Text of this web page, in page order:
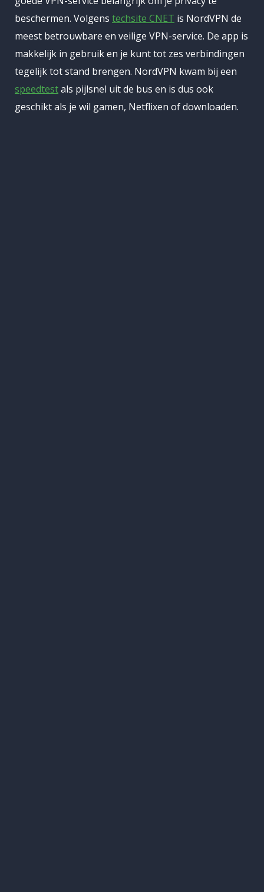
volgens eigen zeggen "de grootste
aankoopgroepering van
Russischtalige content op YouTube
ter wereld."
beschermen. Volgens techsite CNET is NordVPN de
meest betrouwbare en veilige VPN-service. De app is
makkelijk in gebruik en je kunt tot zes verbindingen
tegelijk tot stand brengen. NordVPN kwam bij een
speedtestals pijlsnel uit de bus en is dus ook
geschikt als je wil gamen, Netflixen of downloaden.